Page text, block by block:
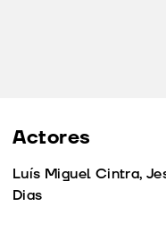
Actores
Luís Miguel Cintra,
Dias